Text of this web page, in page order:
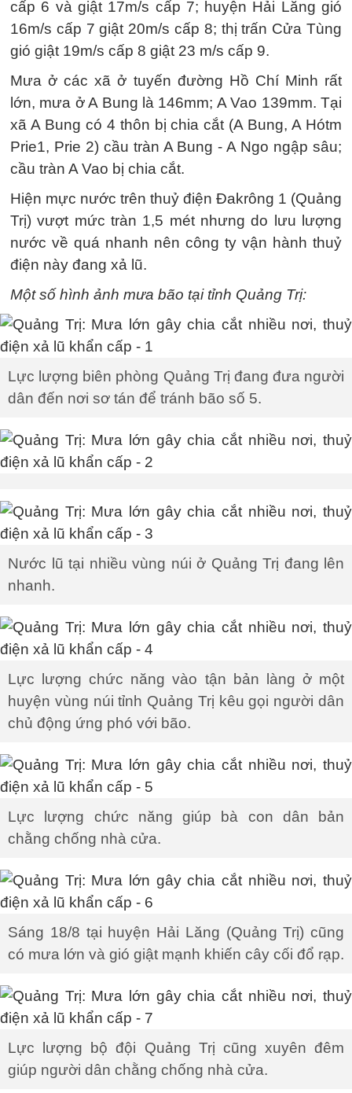
cấp 6 và giật 17m/s cấp 7; huyện Hải Lăng gió
16m/s cấp 7 giật 20m/s cấp 8; thị trấn Cửa Tùng
gió giật 19m/s cấp 8 giật 23 m/s cấp 9.
Mưa ở các xã ở tuyến đường Hồ Chí Minh rất
lớn, mưa ở A Bung là 146mm; A Vao 139mm. Tại
xã A Bung có 4 thôn bị chia cắt (A Bung, A Hótm
Prie1, Prie 2) cầu tràn A Bung - A Ngo ngập sâu;
cầu tràn A Vao bị chia cắt.
Hiện mực nước trên thuỷ điện Đakrông 1 (Quảng
Trị) vượt mức tràn 1,5 mét nhưng do lưu lượng
nước về quá nhanh nên công ty vận hành thuỷ
điện này đang xả lũ.
Một số hình ảnh mưa bão tại tỉnh Quảng Trị:
Lực lượng biên phòng Quảng Trị đang đưa người
dân đến nơi sơ tán để tránh bão số 5.
Nước lũ tại nhiều vùng núi ở Quảng Trị đang lên
nhanh.
Lực lượng chức năng vào tận bản làng ở một
huyện vùng núi tỉnh Quảng Trị kêu gọi người dân
chủ động ứng phó với bão.
Lực lượng chức năng giúp bà con dân bản
chằng chống nhà cửa.
Sáng 18/8 tại huyện Hải Lăng (Quảng Trị) cũng
có mưa lớn và gió giật mạnh khiến cây cối đổ rạp.
Lực lượng bộ đội Quảng Trị cũng xuyên đêm
giúp người dân chằng chống nhà cửa.